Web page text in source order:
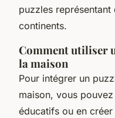
puzzles
continents.
Comment utiliser
la maison
Pour intégrer un
maison, vous
éducatifs ou en